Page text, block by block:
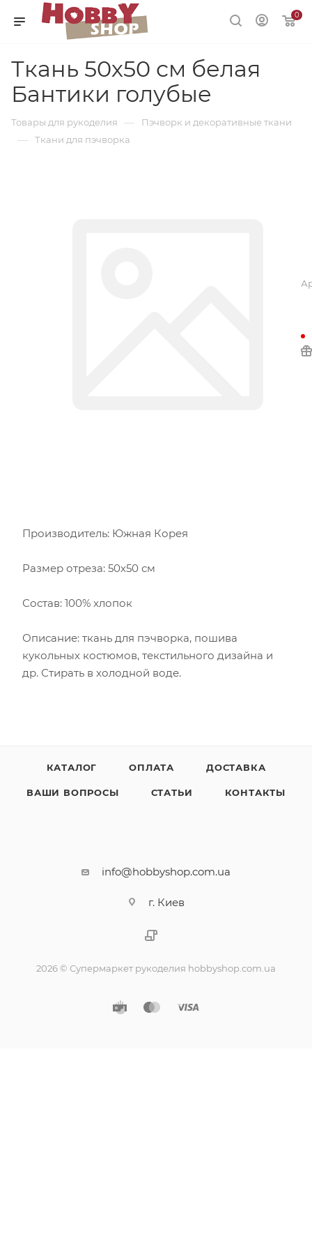
0
Ткань 50х50 см белая
Бантики голубые
Товары для рукоделия — Пэчворк и декоративные ткани
— Ткани для пэчворка
Производитель: Южная Корея
Размер отреза: 50х50 см
Состав: 100% хлопок
Описание: ткань для пэчворка, пошива
кукольных костюмов, текстильного дизайна и
др. Стирать в холодной воде.
КАТАЛОГ ОПЛАТА ДОСТАВКА
ВАШИ ВОПРОСЫ СТАТЬИ КОНТАКТЫ
info@hobbyshop.com.ua
г. Киев
2026 © Супермаркет рукоделия hobbyshop.com.ua